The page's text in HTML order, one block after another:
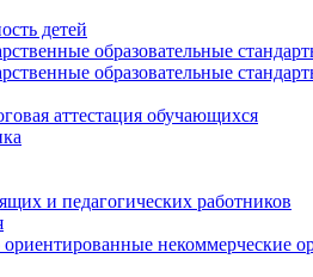
детей
образовательные
образовательные
аттестация обучающихся
и педагогических работников
некоммерческие